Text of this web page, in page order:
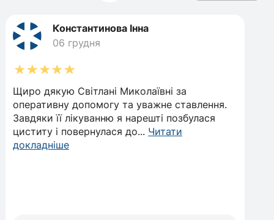
Константинова Інна
06 грудня
Щиро дякую Світлані Миколаївні за
оперативну допомогу та уважне ставлення.
Завдяки її лікуванню я нарешті позбулася
циститу і повернулася до... Читати
докладніше